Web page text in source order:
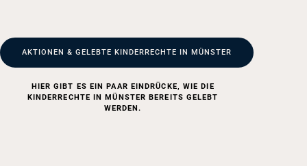
AKTIONEN & GELEBTE KINDERRECHTE IN MÜNSTER
HIER GIBT ES EIN PAAR EINDRÜCKE, WIE DIE
KINDERRECHTE IN MÜNSTER BEREITS GELEBT
WERDEN.